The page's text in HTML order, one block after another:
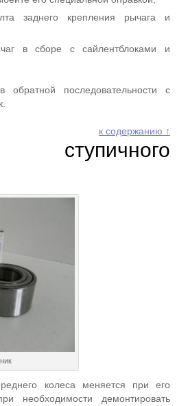
заднего крепления рычага и
в сборе с сайлентблоками и
обратной последовательности с
к содержанию ↑
колеса меняется при его
необходимости демонтировать